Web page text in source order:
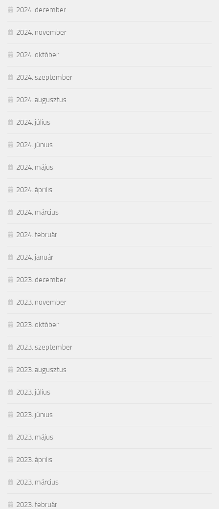
2024. december
2024. november
2024. október
2024. szeptember
2024. augusztus
2024. július
2024. június
2024. május
2024. április
2024. március
2024. február
2024. január
2023. december
2023. november
2023. október
2023. szeptember
2023. augusztus
2023. július
2023. június
2023. május
2023. április
2023. március
2023. február